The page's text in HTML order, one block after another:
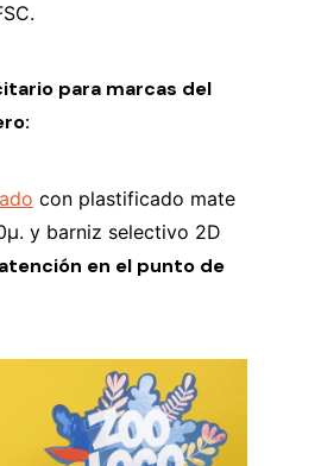
para marcas del
con plastificado mate
y barniz selectivo 2D
en el punto de